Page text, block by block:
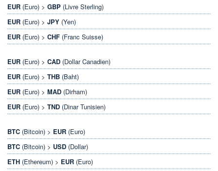
EUR (Euro) > GBP (Livre Sterling)
EUR (Euro) > JPY (Yen)
EUR (Euro) > CHF (Franc Suisse)
EUR (Euro) > CAD (Dollar Canadien)
EUR (Euro) > THB (Baht)
EUR (Euro) > MAD (Dirham)
EUR (Euro) > TND (Dinar Tunisien)
BTC (Bitcoin) > EUR (Euro)
BTC (Bitcoin) > USD (Dollar)
ETH (Ethereum) > EUR (Euro)